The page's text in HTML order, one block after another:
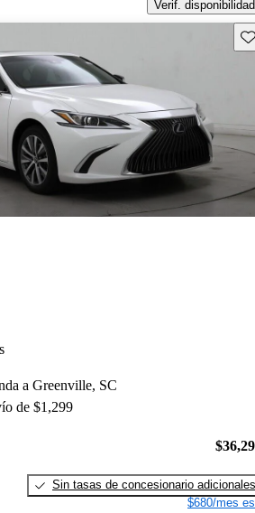
Verif. disponibilidad
a Greenville, SC
de $1,299
Sin tasas de concesionario adicionales
$680/mes